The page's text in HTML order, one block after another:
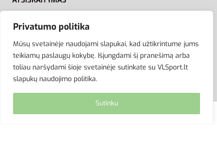
Privatumo politika
Mūsų svetainėje naudojami slapukai, kad užtikrintume jums
teikiamų paslaugų kokybę. Išjungdami šį pranešimą arba
toliau naršydami šioje svetainėje sutinkate su VLSport.lt
slapukų naudojimo politika.
Sutinku